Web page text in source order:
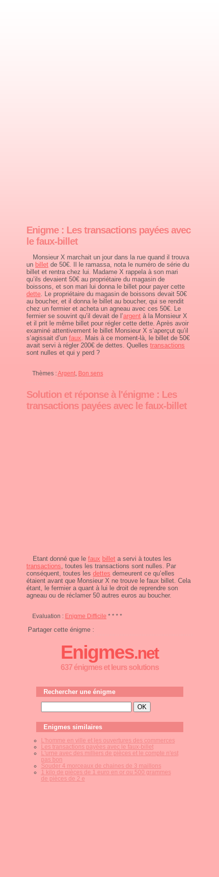
Enigme : Les transactions payées avec
le faux-billet
Monsieur X marchait un jour dans la rue quand il trouva
un billet de 50€. Il le ramassa, nota le numéro de série du
billet et rentra chez lui. Madame X rappela à son mari
qu’ils devaient 50€ au propriétaire du magasin de
boissons, et son mari lui donna le billet pour payer cette
dette. Le propriétaire du magasin de boissons devait 50€
au boucher, et il donna le billet au boucher, qui se rendit
chez un fermier et acheta un agneau avec ces 50€. Le
fermier se souvint qu’il devait de l’argent à la Monsieur X
et il prit le même billet pour régler cette dette. Après avoir
examiné attentivement le billet Monsieur X s’aperçut qu’il
s’agissait d’un faux. Mais à ce moment-là, le billet de 50€
avait servi à régler 200€ de dettes. Quelles transactions
sont nulles et qui y perd ?
Thèmes :Argent, Bon sens
Solution et réponse à l'énigme : Les
transactions payées avec le faux-billet
Etant donné que le faux billet a servi à toutes les
transactions , toutes les transactions sont nulles. Par
conséquent, toutes les dettes demeurent ce qu’elles
étaient avant que Monsieur X ne trouve le faux billet. Cela
étant, le fermier a quant à lui le droit de reprendre son
agneau ou de réclamer 50 autres euros au boucher.
Evaluation : Enigme Difficile * * * *
Partager cette énigme :
Enigmes.net
637 énigmes et leurs solutions
Rechercher une énigme
Enigmes similaires
L'homme en ville et les ouvertures des commerces
Les transactions payées avec le faux-billet
L'urne avec des milliers de pièces et le compte n'est
pas bon
Souder 4 morceaux de chaines de 3 maillons
1 kilo de pièces de 1 euro en or ou 500 grammes
de pièces de 2 e